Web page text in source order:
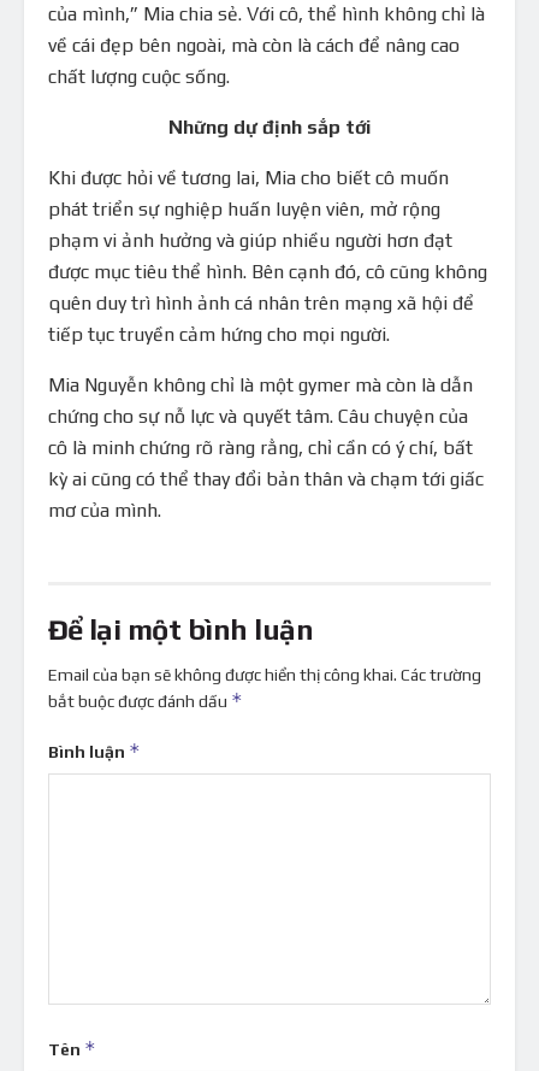
của mình,” Mia chia sẻ. Với cô, thể hình không chỉ là
về cái đẹp bên ngoài, mà còn là cách để nâng cao
chất lượng cuộc sống.
Những dự định sắp tới
Khi được hỏi về tương lai, Mia cho biết cô muốn
phát triển sự nghiệp huấn luyện viên, mở rộng
phạm vi ảnh hưởng và giúp nhiều người hơn đạt
được mục tiêu thể hình. Bên cạnh đó, cô cũng không
quên duy trì hình ảnh cá nhân trên mạng xã hội để
tiếp tục truyền cảm hứng cho mọi người.
Mia Nguyễn không chỉ là một gymer mà còn là dẫn
chứng cho sự nỗ lực và quyết tâm. Câu chuyện của
cô là minh chứng rõ ràng rằng, chỉ cần có ý chí, bất
kỳ ai cũng có thể thay đổi bản thân và chạm tới giấc
mơ của mình.
Để lại một bình luận
Email của bạn sẽ không được hiển thị công khai. Các trường
bắt buộc được đánh dấu *
Bình luận *
Tên *